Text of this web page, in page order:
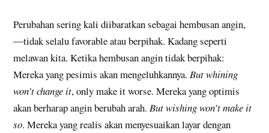
Perubahan sering kali diibaratkan sebagai hembusan angin,
―tidak selalu favorable atau berpihak. Kadang seperti
melawan kita. Ketika hembusan angin tidak berpihak:
Mereka yang pesimis akan mengeluhkannya. But whining
won’t change it, only make it worse. Mereka yang optimis
akan berharap angin berubah arah. But wishing won’t make it
so. Mereka yang realis akan menyesuaikan layar dengan